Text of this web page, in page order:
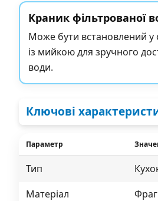
Краник фільтрованої
Може бути встановлений у
із мийкою для зручного
води.
Ключові
Характеристики Franke
Параметр
Тип
Матеріал